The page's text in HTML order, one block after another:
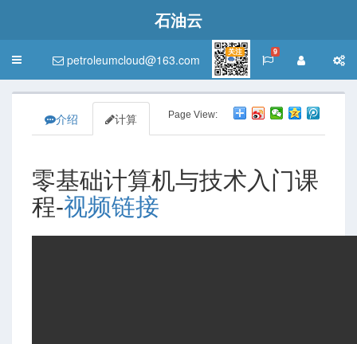
石油云
Toggle
petroleumcloud@163.com
关注 9
介绍 计算 Page View:
零基础计算机与技术入门课
程-视频链接